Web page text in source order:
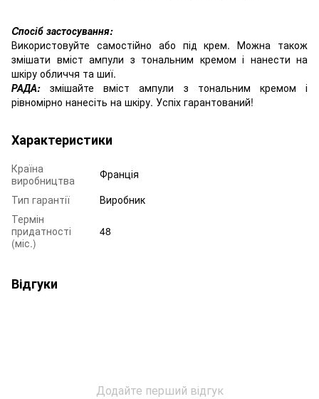
Cпосіб застосування:
Використовуйте самостійно або під крем. Можна також
змішати вміст ампули з тональним кремом і нанести на
шкіру обличчя та шиї.
РАДА: змішайте вміст ампули з тональним кремом і
рівномірно нанесіть на шкіру. Успіх гарантований!
Характеристики
Країна
виробництва
Франція
Тип гарантії
Виробник
Термін
придатності
(міс.)
48
Відгуки
Додайте перший відгук